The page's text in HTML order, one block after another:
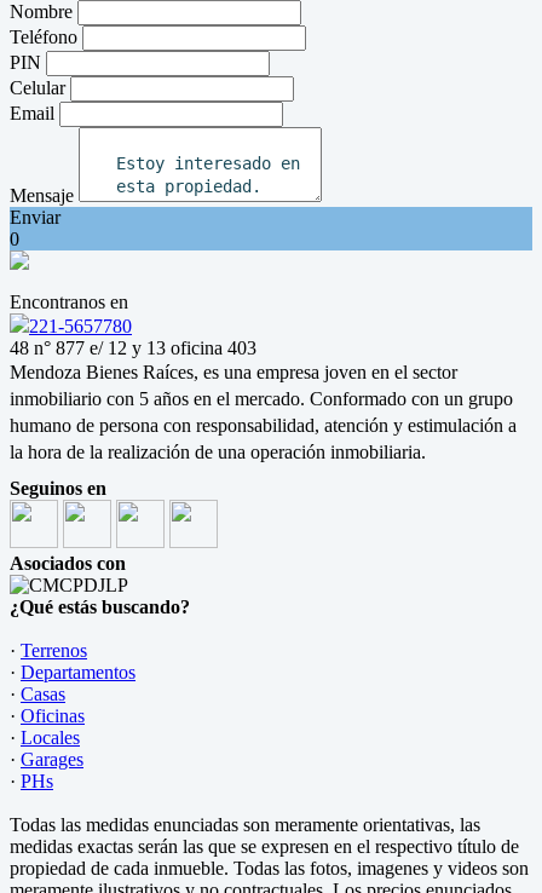
Nombre
Teléfono
PIN
Celular
Email
Mensaje
Enviar
0
Encontranos en
221-5657780
48 n° 877 e/ 12 y 13 oficina 403
Mendoza Bienes Raíces, es una empresa joven en el sector
inmobiliario con 5 años en el mercado. Conformado con un grupo
humano de persona con responsabilidad, atención y estimulación a
la hora de la realización de una operación inmobiliaria.
Seguinos en
Asociados con
¿Qué estás buscando?
· Terrenos
· Departamentos
· Casas
· Oficinas
· Locales
· Garages
· PHs
Todas las medidas enunciadas son meramente orientativas, las
medidas exactas serán las que se expresen en el respectivo título de
propiedad de cada inmueble. Todas las fotos, imagenes y videos son